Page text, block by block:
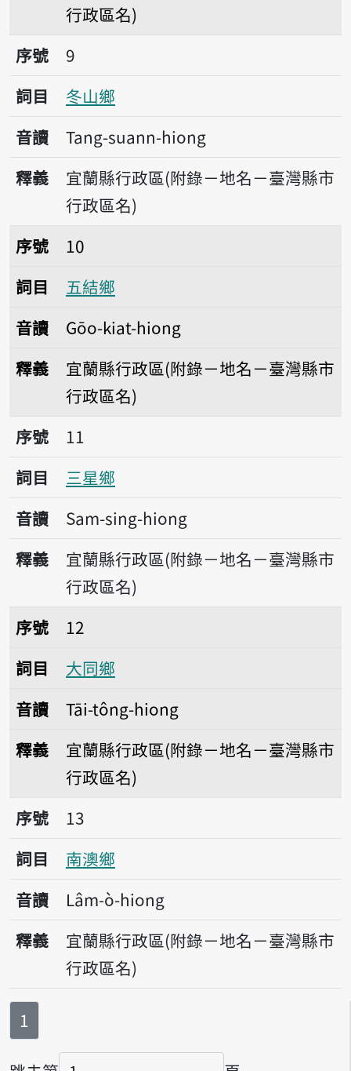
行政區名)
序號9冬山鄉
序號
9
詞目
冬山鄉
音讀
Tang-suann-hiong
釋義
宜蘭縣行政區(附錄－地名－臺灣縣市
行政區名)
序號10五結鄉
序號
10
詞目
五結鄉
音讀
Gōo-kiat-hiong
釋義
宜蘭縣行政區(附錄－地名－臺灣縣市
行政區名)
序號11三星鄉
序號
11
詞目
三星鄉
音讀
Sam-sing-hiong
釋義
宜蘭縣行政區(附錄－地名－臺灣縣市
行政區名)
序號12大同鄉
序號
12
詞目
大同鄉
音讀
Tāi-tông-hiong
釋義
宜蘭縣行政區(附錄－地名－臺灣縣市
行政區名)
序號13南澳鄉
序號
13
詞目
南澳鄉
音讀
Lâm-ò-hiong
釋義
宜蘭縣行政區(附錄－地名－臺灣縣市
行政區名)
第
1